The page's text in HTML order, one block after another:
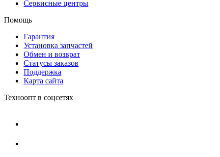
Сервисные центры
Помощь
Гарантия
Установка запчастей
Обмен и возврат
Статусы заказов
Поддержка
Карта сайта
Техноопт в соцсетях